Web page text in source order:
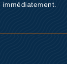
immédiatement.